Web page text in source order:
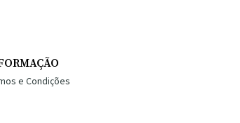
e Condições